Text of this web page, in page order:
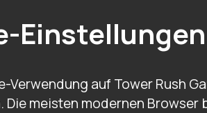
Einstellungen
auf Tower Rush
meisten modernen